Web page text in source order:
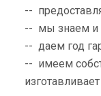
--
-- мы знаем и
-- даем год
-- имеем